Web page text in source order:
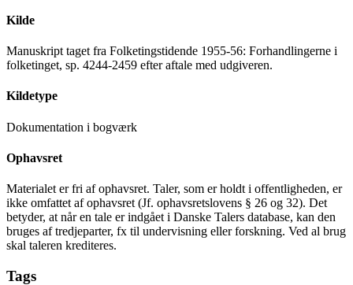
Kilde
Manuskript taget fra Folketingstidende 1955-56: Forhandlingerne i
folketinget, sp. 4244-2459 efter aftale med udgiveren.
Kildetype
Dokumentation i bogværk
Ophavsret
Materialet er fri af ophavsret. Taler, som er holdt i offentligheden, er
ikke omfattet af ophavsret (Jf. ophavsretslovens § 26 og 32). Det
betyder, at når en tale er indgået i Danske Talers database, kan den
bruges af tredjeparter, fx til undervisning eller forskning. Ved al brug
skal taleren krediteres.
Tags